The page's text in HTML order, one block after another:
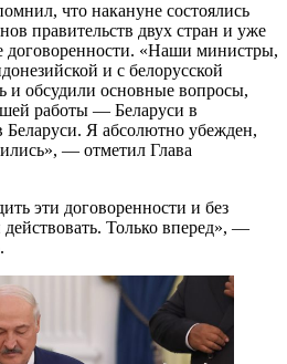
что накануне состоялись
правительств двух стран и уже
договоренности. «Наши министры,
и с белорусской
и обсудили основные вопросы,
работы — Беларуси в
Я абсолютно убежден,
— отметил Глава
эти договоренности и без
Только вперед», —